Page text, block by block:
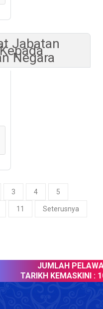
Jabatan
Negara
3 4 5
11 Seterusnya
JUMLAH
TARIKH KEMASKINI :10